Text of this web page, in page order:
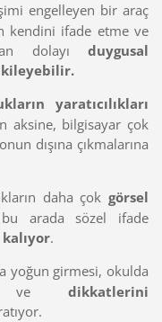
engelleyen bir araç
kendini ifade etme ve
dolayıduygusal
yaratıcılıkları
aksine, bilgisayar çok
dışına çıkmalarına
daha çokgörsel
arada sözel ifade
.
yoğun girmesi, okulda
vedikkatlerini